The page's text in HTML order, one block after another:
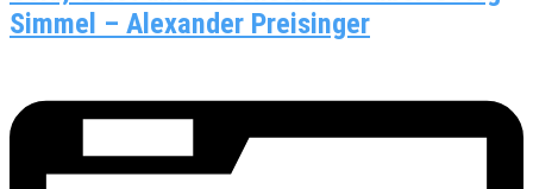
Simmel – Alexander Preisinger